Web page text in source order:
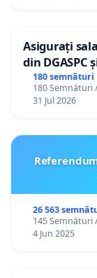
Asigurați
din DGASPC
180 semnături
180 Semnături
31 Jul 2026
26 563
145 Semnături
4 Jun 2025